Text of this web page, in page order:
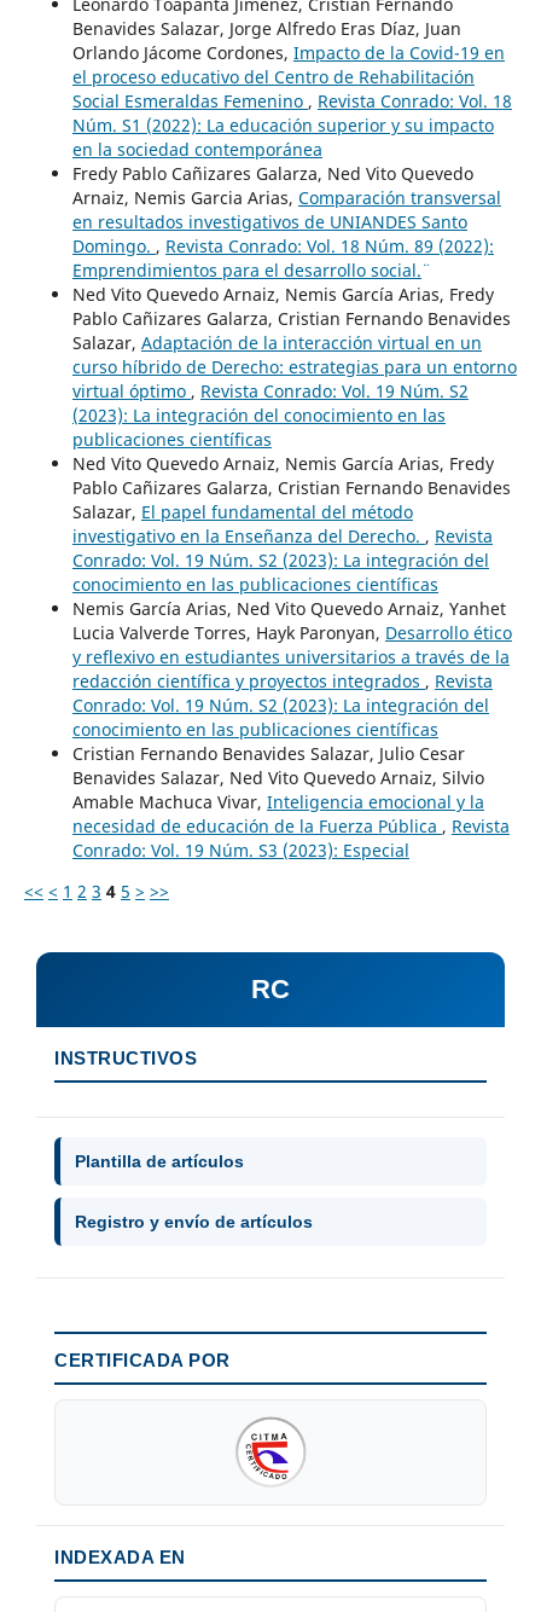
Benavides Salazar, Jorge Alfredo Eras Díaz, Juan
Orlando Jácome Cordones, Impacto de la Covid-19 en
el proceso educativo del Centro de Rehabilitación
Social Esmeraldas Femenino , Revista Conrado: Vol. 18
Núm. S1 (2022): La educación superior y su impacto
en la sociedad contemporánea
Fredy Pablo Cañizares Galarza, Ned Vito Quevedo
Arnaiz, Nemis Garcia Arias, Comparación transversal
en resultados investigativos de UNIANDES Santo
Domingo. , Revista Conrado: Vol. 18 Núm. 89 (2022):
¨Emprendimientos para el desarrollo social.¨
Ned Vito Quevedo Arnaiz, Nemis García Arias, Fredy
Pablo Cañizares Galarza, Cristian Fernando Benavides
Salazar, Adaptación de la interacción virtual en un
curso híbrido de Derecho: estrategias para un entorno
virtual óptimo , Revista Conrado: Vol. 19 Núm. S2
(2023): La integración del conocimiento en las
publicaciones científicas
Ned Vito Quevedo Arnaiz, Nemis García Arias, Fredy
Pablo Cañizares Galarza, Cristian Fernando Benavides
Salazar, El papel fundamental del método
investigativo en la Enseñanza del Derecho. , Revista
Conrado: Vol. 19 Núm. S2 (2023): La integración del
conocimiento en las publicaciones científicas
Nemis García Arias, Ned Vito Quevedo Arnaiz, Yanhet
Lucia Valverde Torres, Hayk Paronyan, Desarrollo ético
y reflexivo en estudiantes universitarios a través de la
redacción científica y proyectos integrados , Revista
Conrado: Vol. 19 Núm. S2 (2023): La integración del
conocimiento en las publicaciones científicas
Cristian Fernando Benavides Salazar, Julio Cesar
Benavides Salazar, Ned Vito Quevedo Arnaiz, Silvio
Amable Machuca Vivar, Inteligencia emocional y la
necesidad de educación de la Fuerza Pública , Revista
Conrado: Vol. 19 Núm. S3 (2023): Especial
<< < 1 2 3 4 5 > >>
RC
INSTRUCTIVOS
Plantilla de artículos
Registro y envío de artículos
CERTIFICADA POR
INDEXADA EN